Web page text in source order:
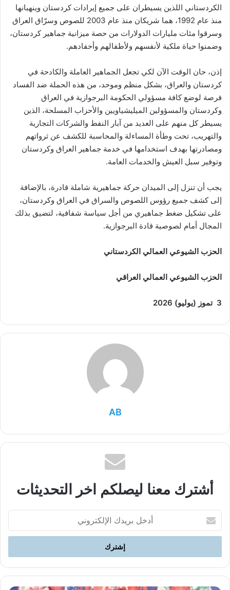
الكردستاني اللذين يسيطران على جميع إيرادات كردستان وينهبانها
منذ عام 1992، هما شريكان منذ عام 2003 للصوص وسرّاق العراق
وسرقوا مئات مليارات الدولارات من حصة ميزانية جماهير كردستان،
وضمنوا حياة ملكية لأنفسهم ولأطفالهم وأحفادهم.
إذن، حان الوقت الآن لكي تجعل الجماهير العاملة والكادحة في
كردستان والعراق، بشكل منظم وموحد، من هذه الحملة ضد الفساد
فرصة لوضع كافة مسؤولي الحكومة البرجوازية في العراق
وكردستان والمسؤولين الميليشياويين والأحزاب المسلحة، الذين
يسيطر كل منهم على العديد من آبار النفط والشركات التجارية
والتهريب، تحت وطأة المساءلة والمحاسبة للكشف عن ثرواتهم
ومصادرتها بهدف استخدامها في خدمة جماهير العراق وكردستان
وتوفير سبل العيش والخدمات العامة.
يجب أن تنزل إلى الميدان حركة جماهيرية شاملة قادرة، بالإضافة
إلى كشف جميع رؤوس اللصوص والسراق في العراق وكردستان،
على تشكيل ضغط جماهيري من أجل سياسة شفافية، لتضيق بذلك
المجال أمام لصوصية قادة البرجوازية.
الحزب الشيوعي العمالي الكردستاني
الحزب الشيوعي العمالي العراقي
3 تموز (يوليو) 2026
AB
أشترك معنا ليصلكم اخر التحديثات
بريدك
الإلكتروني